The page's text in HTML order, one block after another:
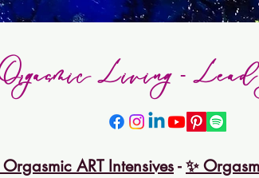
Living - Lead
Orgasmic ART Intensives-✨